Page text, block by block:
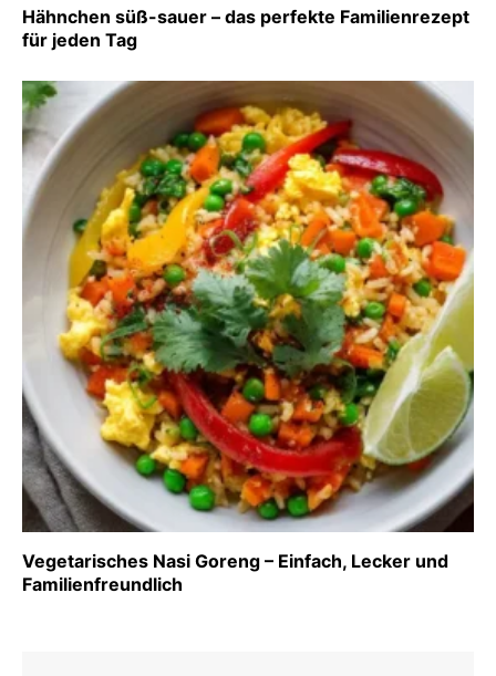
Hähnchen süß-sauer – das perfekte Familienrezept
für jeden Tag
Vegetarisches Nasi Goreng – Einfach, Lecker und
Familienfreundlich